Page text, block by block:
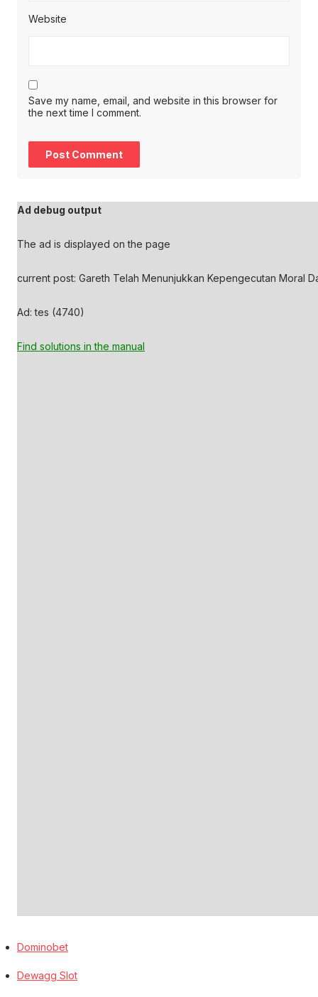
Website
Save my name, email, and website in this browser for
the next time I comment.
Ad debug output
The ad is displayed on the page
current post: Gareth Telah Menunjukkan Kepengecutan Moral
Ad: tes (4740)
Find solutions in the manual
Dominobet
Dewagg Slot